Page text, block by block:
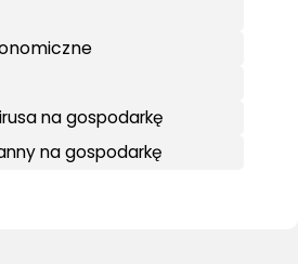
na gospodarkę
na gospodarkę